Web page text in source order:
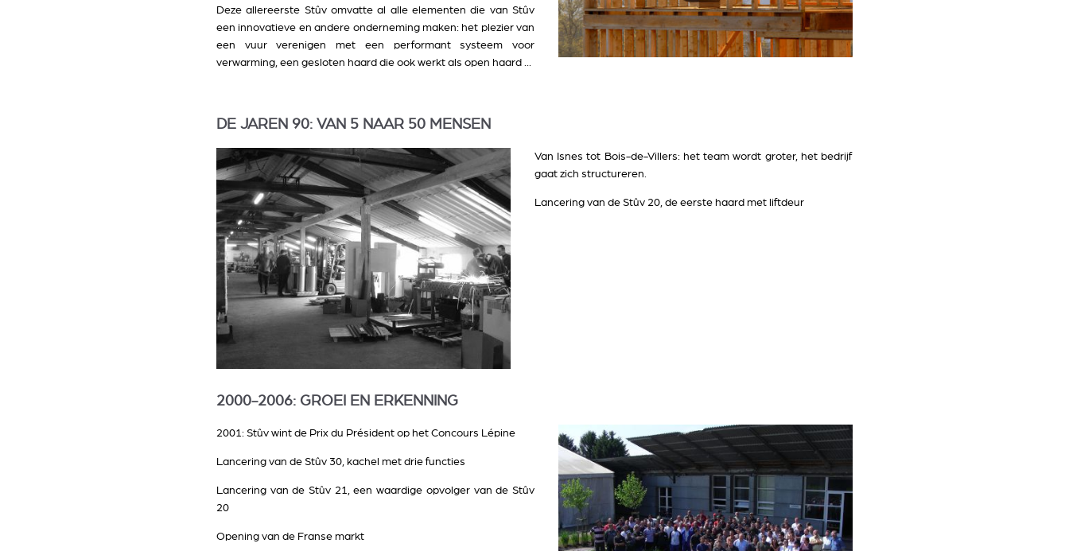
Deze allereerste Stûv omvatte al alle elementen die van Stûv
een innovatieve en andere onderneming maken: het plezier van
een vuur verenigen met een performant systeem voor
verwarming, een gesloten haard die ook werkt als open haard ...
DE JAREN 90: VAN 5 NAAR 50 MENSEN
Van Isnes tot Bois-de-Villers: het team wordt groter, het bedrijf
gaat zich structureren.
Lancering van de Stûv 20, de eerste haard met liftdeur
2000-2006: GROEI EN ERKENNING
2001: Stûv wint de Prix du Président op het Concours Lépine
Lancering van de Stûv 30, kachel met drie functies
Lancering van de Stûv 21, een waardige opvolger van de Stûv
20
Opening van de Franse markt